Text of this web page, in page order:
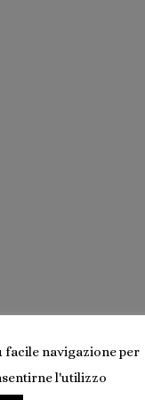
facile navigazione per
l'utilizzo